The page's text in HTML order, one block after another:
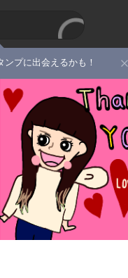
ンプに出会えるかも！